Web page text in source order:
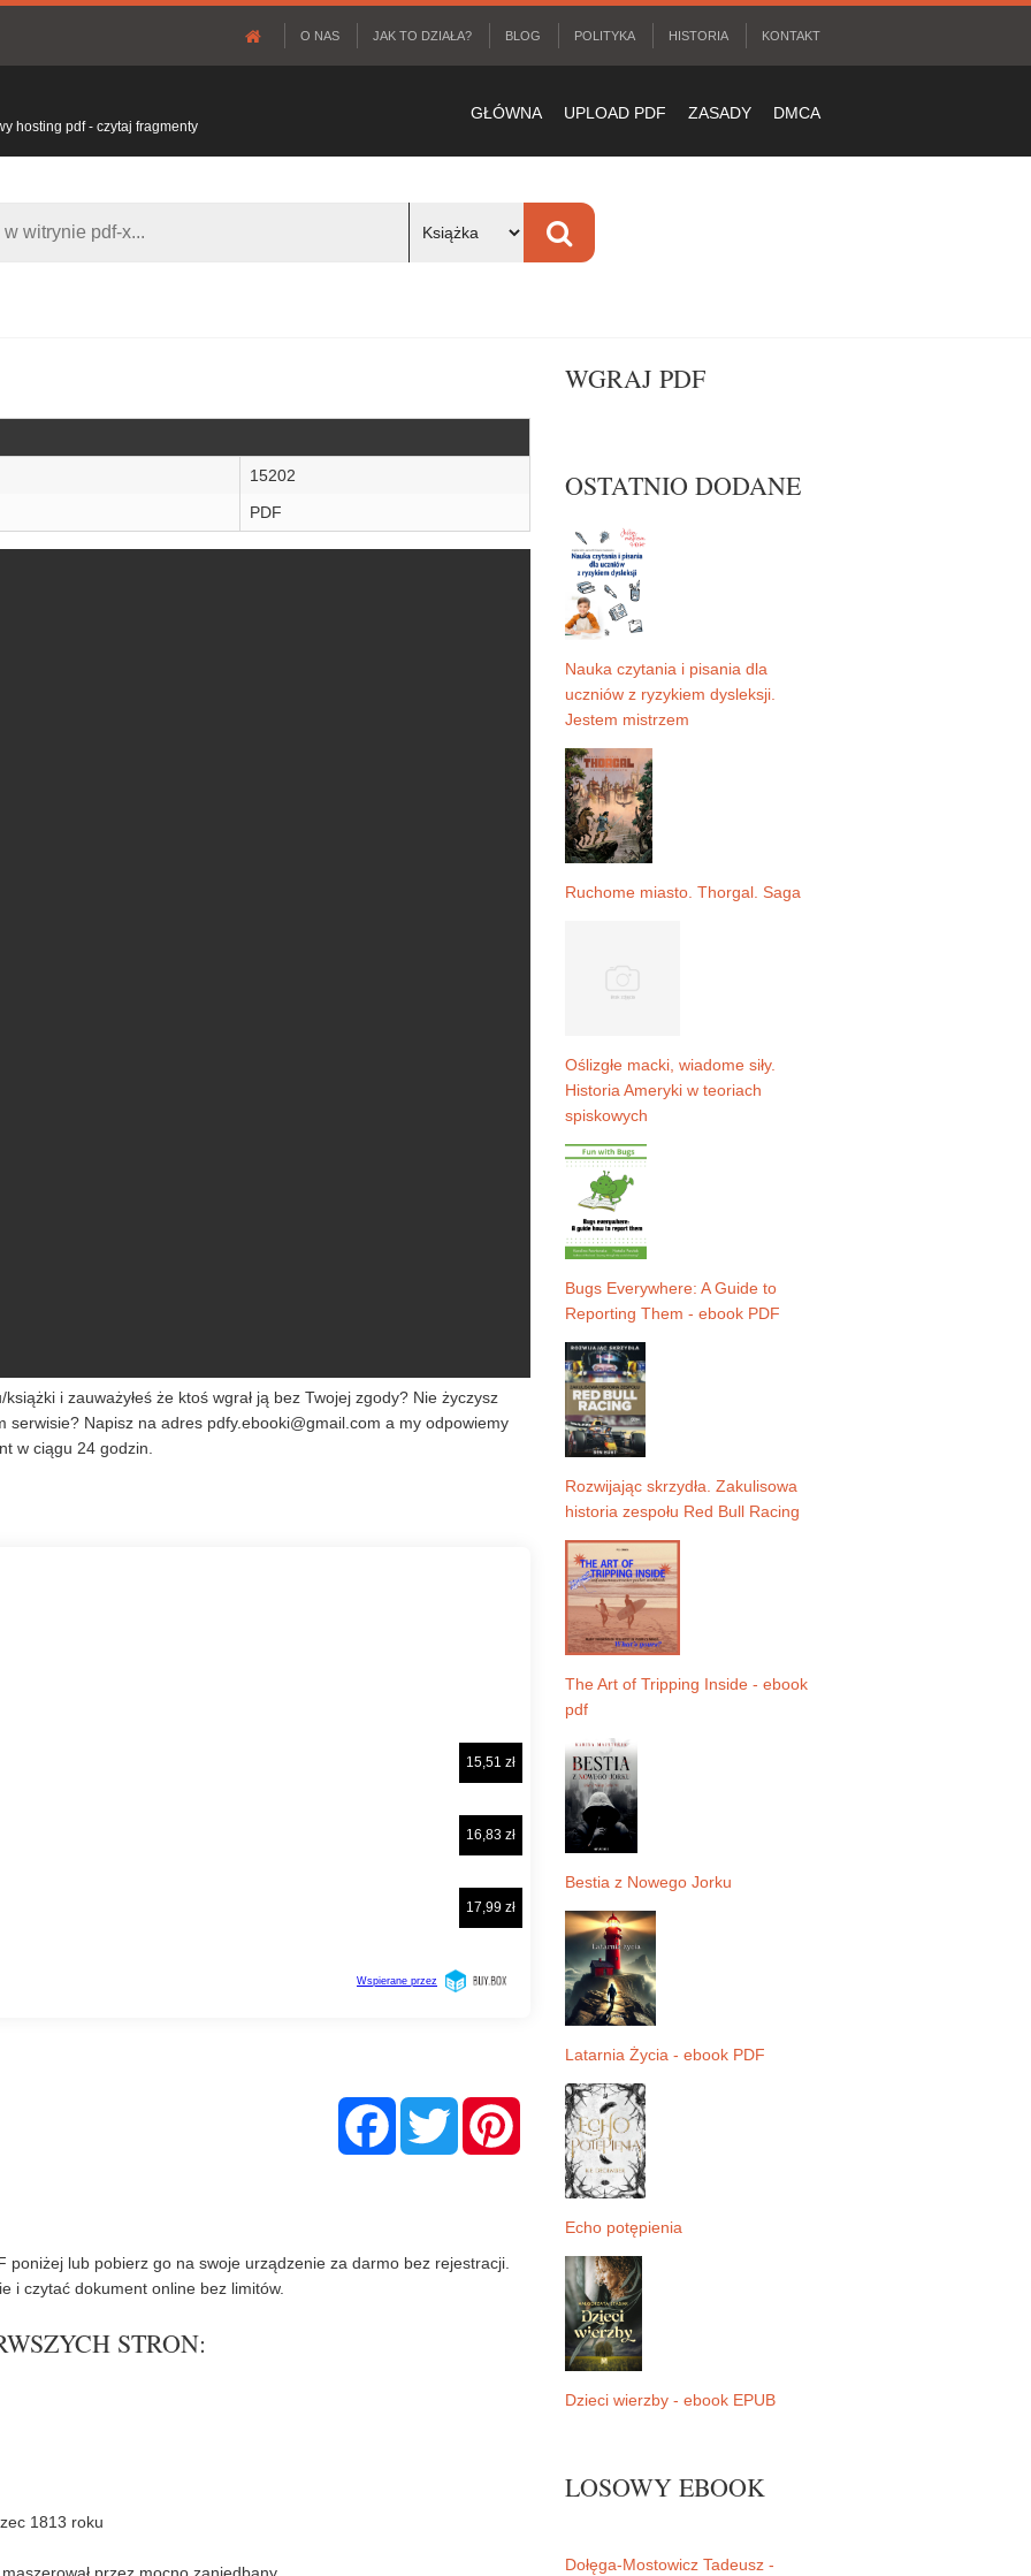
O NAS JAK TO DZIAŁA? BLOG POLITYKA HISTORIA KONTAKT
hosting pdf - czytaj fragmenty
GŁÓWNA UPLOAD PDF ZASADY DMCA
15202
PDF
i zauważyłeś że ktoś wgrał ją bez Twojej zgody? Nie życzysz
serwisie? Napisz na adres pdfy.ebooki@gmail.com a my odpowiemy
w ciągu 24 godzin.
F
T
w
lub pobierz go na swoje urządzenie za darmo bez rejestracji.
i czytać dokument online bez limitów.
STRON:
WGRAJ PDF
OSTATNIO DODANE
Nauka czytania i pisania dla
uczniów z ryzykiem dysleksji.
Jestem mistrzem
Ruchome miasto. Thorgal. Saga
Oślizgłe macki, wiadome siły.
Historia Ameryki w teoriach
spiskowych
Bugs Everywhere: A Guide to
Reporting Them - ebook PDF
Rozwijając skrzydła. Zakulisowa
historia zespołu Red Bull Racing
The Art of Tripping Inside - ebook
pdf
Bestia z Nowego Jorku
Latarnia Życia - ebook PDF
Echo potępienia
Dzieci wierzby - ebook EPUB
LOSOWY EBOOK
Dołęga-Mostowicz Tadeusz -